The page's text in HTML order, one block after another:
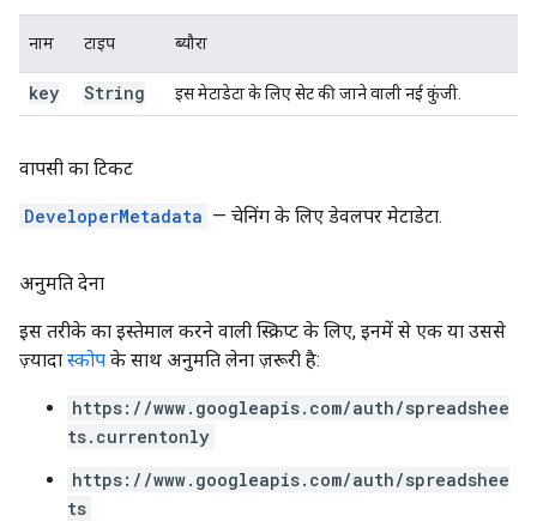
नाम टाइप ब्यौरा
key String इस मेटाडेटा के लिए सेट की जाने वाली नई कुंजी.
वापसी का टिकट
DeveloperMetadata — चेनिंग के लिए डेवलपर मेटाडेटा.
अनुमति देना
इस तरीके का इस्तेमाल करने वाली स्क्रिप्ट के लिए, इनमें से एक या उससे
ज़्यादा स्कोप के साथ अनुमति लेना ज़रूरी है:
https://www.googleapis.com/auth/spreadshee
ts.currentonly
https://www.googleapis.com/auth/spreadshee
ts